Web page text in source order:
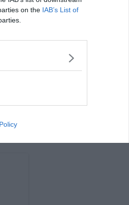
on the IAB’s List of